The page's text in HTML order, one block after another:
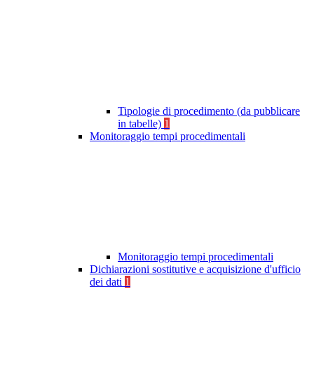
Tipologie di procedimento (da pubblicare
in tabelle) 1
Monitoraggio tempi procedimentali
Monitoraggio tempi procedimentali
Dichiarazioni sostitutive e acquisizione d'ufficio
dei dati 1